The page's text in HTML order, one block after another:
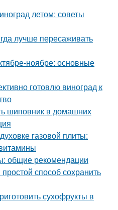
летом: советы
лучше пересаживать
ноябре: основные
готовлю виноград к
шиповник в домашних
газовой плиты:
общие рекомендации
способ сохранить
сухофрукты в